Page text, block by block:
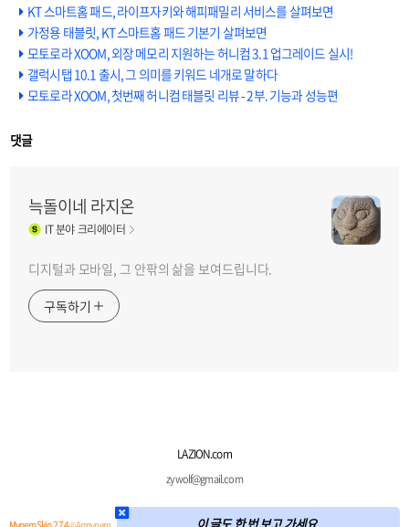
KT 스마트홈 패드, 라이프자키와 해피패밀리 서비스를 살펴보면
가정용 태블릿, KT 스마트홈 패드 기본기 살펴보면
모토로라 XOOM, 외장 메모리 지원하는 허니컴 3.1 업그레이드 실시!
갤럭시탭 10.1 출시, 그 의미를 키워드 네개로 말하다
모토로라 XOOM, 첫번째 허니컴 태블릿 리뷰 - 2부. 기능과 성능편
댓글
늑돌이네 라지온
IT분야 크리에이터
디지털과 모바일, 그 안팎의 삶을 보여드립니다.
구독하기
LAZION.com
zywolf@gmail.com
이 글도 한 번 보고 가세요.